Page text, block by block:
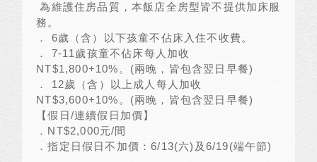
為維護住房品質，本飯店全房型皆不提供加床服
務。
． 6歲（含）以下孩童不佔床入住不收費。
．
7-11 歲孩童不佔床每人加收
NT$1,800+10% 。 (兩晚，皆包含翌日早餐)
．
12歲（含）以上成人每人加收
NT$3,600+10% 。 (兩晚，皆包含翌日早餐)
【假日/連續假日加價】
． NT$2,000元/間
．指定日假日不加價：6/13(六) 及 6/19(端午節)